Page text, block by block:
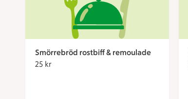
Smörrebröd rostbiff & remoulade
25 kr